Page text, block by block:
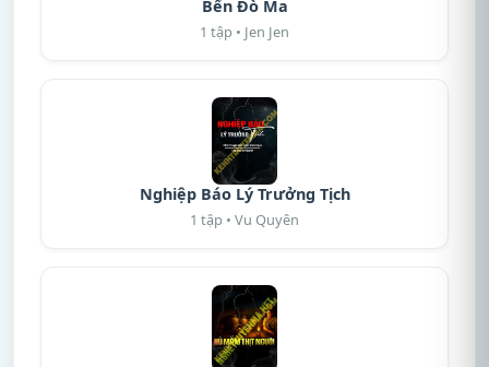
Bến Đò Ma
1 tập • Jen Jen
Nghiệp Báo Lý Trưởng Tịch
1 tập • Vu Quyên